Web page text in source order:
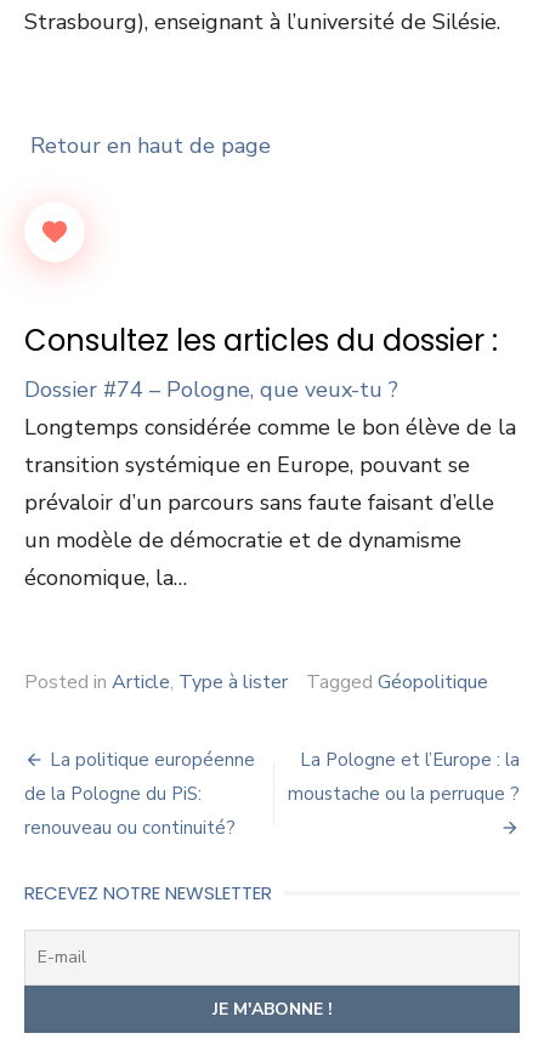
Strasbourg), enseignant à l’université de Silésie.
Retour en haut de page
Consultez les articles du dossier :
Dossier #74 – Pologne, que veux-tu ?
Longtemps considérée comme le bon élève de la
transition systémique en Europe, pouvant se
prévaloir d’un parcours sans faute faisant d’elle
un modèle de démocratie et de dynamisme
économique, la…
Posted in Article, Type à lister Tagged Géopolitique
Navigation
de
l’article
La politique européenne
de la Pologne du PiS:
renouveau ou continuité?
La Pologne et l’Europe : la
moustache ou la perruque ?
RECEVEZ NOTRE NEWSLETTER